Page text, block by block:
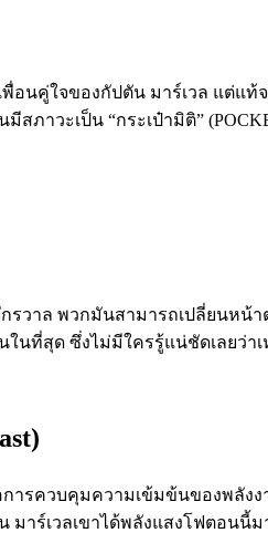
พื่อนคู่ใจของกัปตัน มาร์เวล แต่แท้
มีสภาวะเป็น “กระเป๋ามิติ”
รวาล พวกมันสามารถเปลี่ยนหน้า
ในที่สุด ซึ่งไม่มีใครรู้แน่ชัดเลยว่า
ารควบคุมความเข้มข้นของพลัง
มาร์เวลเขาได้พลังแสงโฟตอน